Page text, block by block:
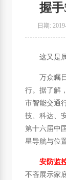
握
日期:
这又是
万众瞩
行。据了解
市智能交通
技、科达、
第十六届中
星导航与位
安防监
不吝展示家